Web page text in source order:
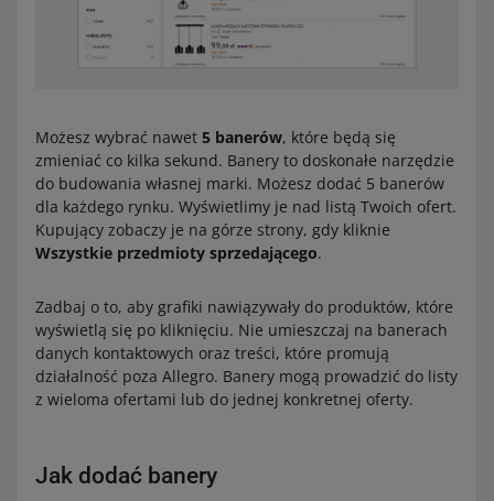
Możesz wybrać nawet 5 banerów, które będą się
zmieniać co kilka sekund. Banery to doskonałe narzędzie
do budowania własnej marki. Możesz dodać 5 banerów
dla każdego rynku. Wyświetlimy je nad listą Twoich ofert.
Kupujący zobaczy je na górze strony, gdy kliknie
Wszystkie przedmioty sprzedającego.
Zadbaj o to, aby grafiki nawiązywały do produktów, które
wyświetlą się po kliknięciu. Nie umieszczaj na banerach
danych kontaktowych oraz treści, które promują
działalność poza Allegro. Banery mogą prowadzić do listy
z wieloma ofertami lub do jednej konkretnej oferty.
Jak dodać banery